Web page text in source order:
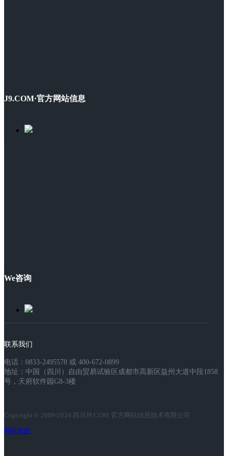
J9.COM·官方网站信息
We咨询
联系我们
电话：0833-2495578 或 400-672-0899
地址：中国（四川）自由贸易试验区成都市高新区益州大道中段1858
号，天府软件园G8-3楼
Copyright © 2009-2024 四川J9.COM·官方网站信息技术有限公司
网站地图